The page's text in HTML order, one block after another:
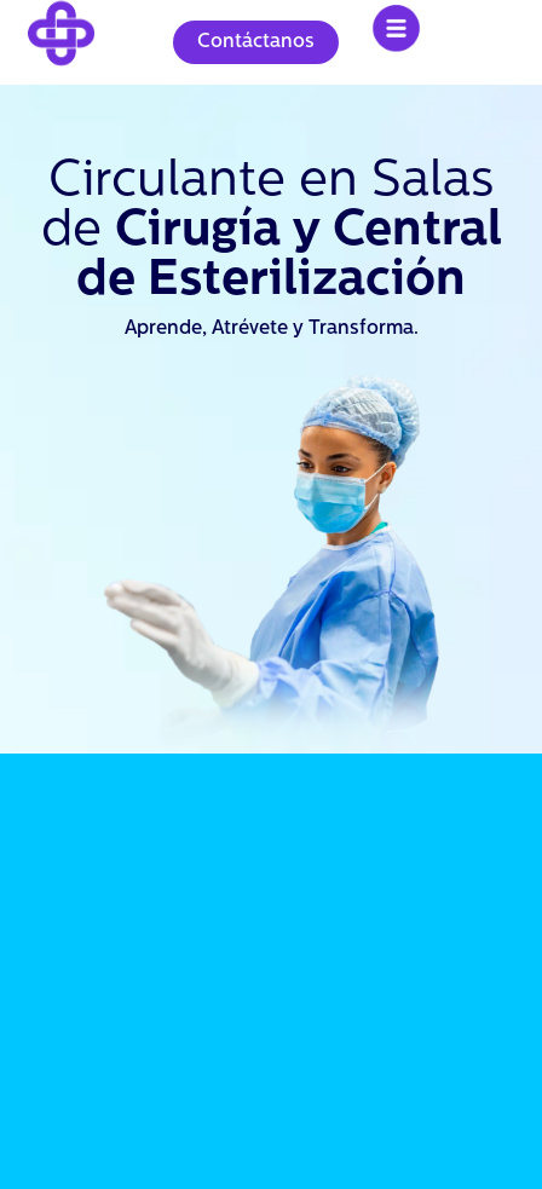
contenido
Contáctanos
Circulante en Salas
de Cirugía y Central
de Esterilización
Aprende, Atrévete y Transforma.